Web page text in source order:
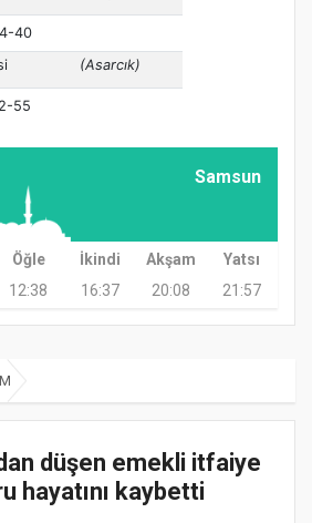
Samsun
Öğle İkindi Akşam
Yatsı
12:38 16:37 20:08 21:57
düşen emekli itfaiye
hayatını kaybetti